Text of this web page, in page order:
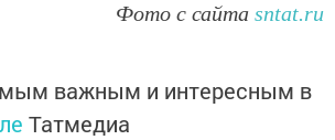
Фото с сайта sntat.ru
важным и интересным в
Татмедиа